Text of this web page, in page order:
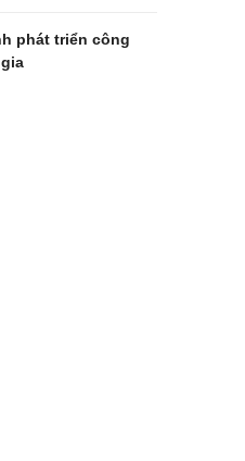
phát triển công